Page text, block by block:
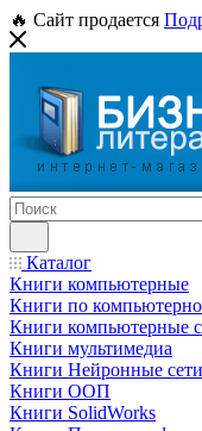
🔥 Сайт продается
Каталог
Книги компьютерные
Книги по
Книги компьютерные
Книги мультимедиа
Книги Нейронные сети
Книги ООП
Книги SolidWorks